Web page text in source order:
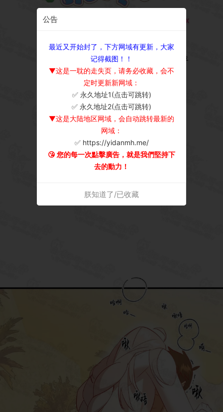
公告
最近又开始封了，下方网域有更新，大家
记得截图！！
▼这是一耽的走失页，请务必收藏，会不
定时更新新网域：
✅ 永久地址1(点击可跳转)
✅ 永久地址2(点击可跳转)
▼这是大陆地区网域，会自动跳转最新的
网域：
✅ https://yidanmh.me/
😘 您的每一次點擊廣告，就是我們堅持下
去的動力！
朕知道了/已收藏